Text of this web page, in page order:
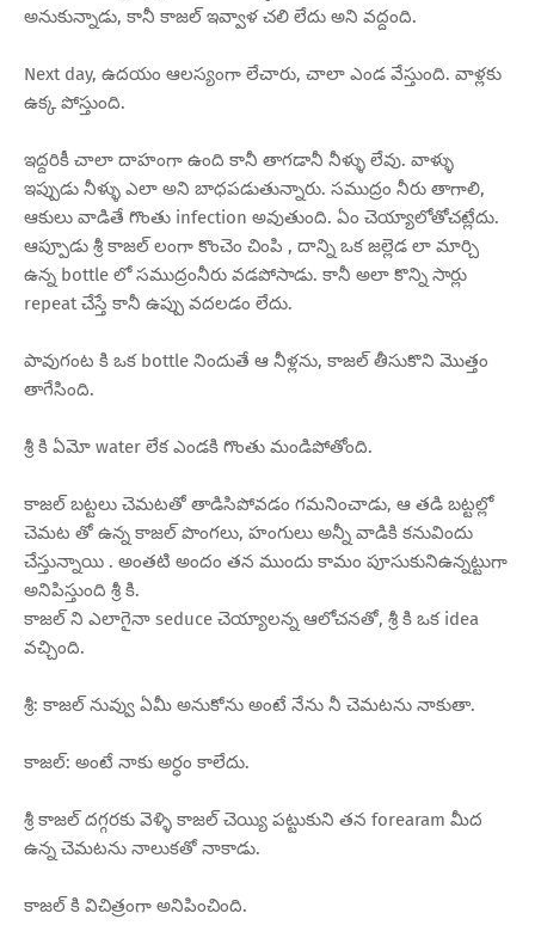
అనుకున్నాడు, కానీ కాజల్ ఇవ్వాళ చలి లేదు అని వద్దంది.
Next day, ఉదయం ఆలస్యంగా లేచారు, చాలా ఎండ వేస్తుంది. వాళ్లకు
ఉక్క పోస్తుంది.
ఇద్దరికీ చాలా దాహంగా ఉంది కానీ తాగడానీ నీళ్ళు లేవు. వాళ్ళు
ఇప్పుడు నీళ్ళు ఎలా అని బాధపడుతున్నారు. సముద్రం నీరు తాగాలి,
ఆకులు వాడితే గొంతు infection అవుతుంది. ఏం చెయ్యాలోతోచట్లేదు.
ఆప్పూడు శ్రీ కాజల్ లంగా కొంచెం చింపి , దాన్ని ఒక జల్లెడ లా మార్చి
ఉన్న bottle లో సముద్రంనీరు వడపోసాడు. కానీ అలా కొన్ని సార్లు
repeat చేస్తే కానీ ఉప్పు వదలడం లేదు.
పావుగంట కి ఒక bottle నిందుతే ఆ నీళ్లను, కాజల్ తీసుకొని మొత్తం
తాగేసింది.
శ్రీ కి ఏమో water లేక ఎండకి గొంతు మండిపోతోంది.
కాజల్ బట్టలు చెమటతో తాడిసిపోవడం గమనించాడు, ఆ తడి బట్టల్లో
చెమట తో ఉన్న కాజల్ పొంగలు, హంగులు అన్నీ వాడికి కనువిందు
చేస్తున్నాయి . అంతటి అందం తన ముందు కామం పూసుకునిఉన్నట్టుగా
అనిపిస్తుంది శ్రీ కి.
కాజల్ ని ఎలాగైనా seduce చెయ్యాలన్న ఆలోచనతో, శ్రీ కి ఒక idea
వచ్చింది.
శ్రీ: కాజల్ నువ్వు ఏమీ అనుకోను అంటే నేను నీ చెమటను నాకుతా.
కాజల్: అంటే నాకు అర్ధం కాలేదు.
శ్రీ కాజల్ దగ్గరకు వెళ్ళి కాజల్ చెయ్యి పట్టుకుని తన forearam మీద
ఉన్న చెమటను నాలుకతో నాకాడు.
కాజల్ కి విచిత్రంగా అనిపించింది.